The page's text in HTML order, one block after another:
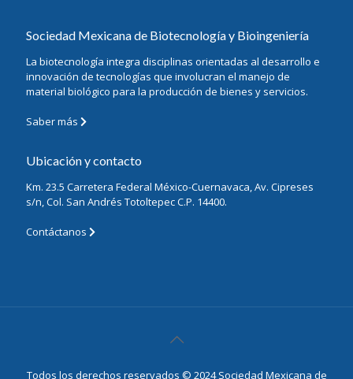
Sociedad Mexicana de Biotecnología y Bioingeniería
La biotecnología integra disciplinas orientadas al desarrollo e
innovación de tecnologías que involucran el manejo de
material biológico para la producción de bienes y servicios.
Saber más
Ubicación y contacto
Km. 23.5 Carretera Federal México-Cuernavaca, Av. Cipreses
s/n, Col. San Andrés Totoltepec C.P. 14400.
Contáctanos
Todos los derechos reservados © 2024 Sociedad Mexicana de